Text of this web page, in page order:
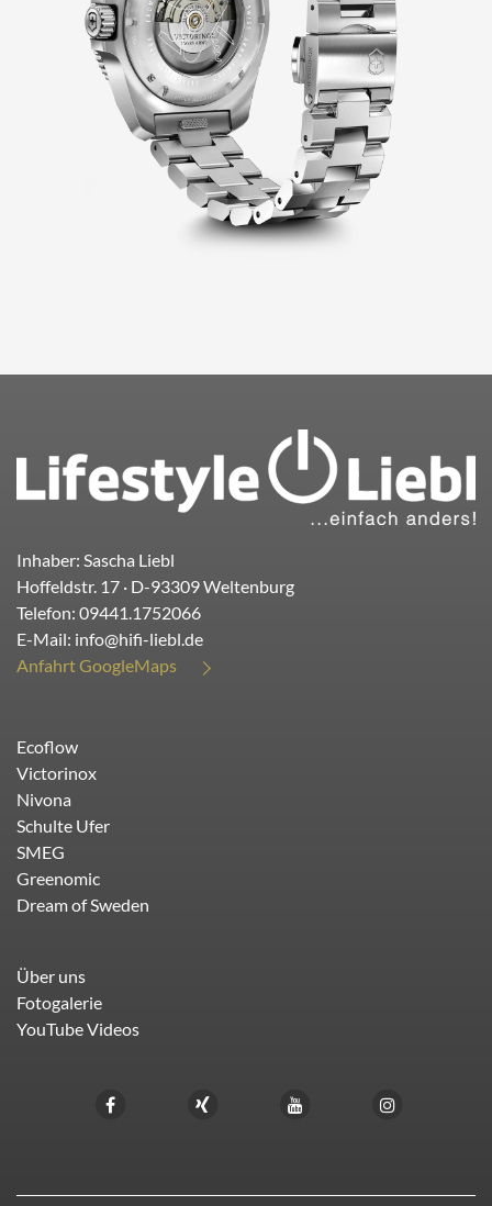
Inhaber: Sascha Liebl
Hoffeldstr. 17 · D-93309Weltenburg
Telefon: 09441.1752066
E-Mail: info@hifi-liebl.de
Anfahrt GoogleMaps
Ecoflow
Victorinox
Nivona
Schulte Ufer
SMEG
Greenomic
Dream of Sweden
Über uns
Fotogalerie
YouTube Videos